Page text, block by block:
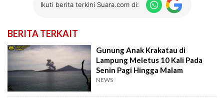
Ikuti berita terkini Suara.com di:
BERITA TERKAIT
Gunung Anak Krakatau di
Lampung Meletus 10 Kali Pada
Senin Pagi Hingga Malam
NEWS